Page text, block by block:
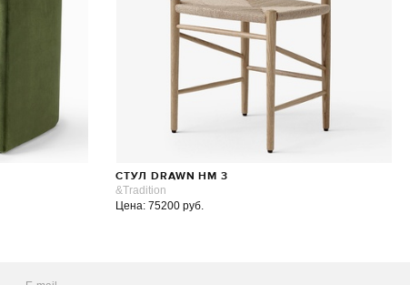
СТУЛ DRAWN HM 3
&Tradition
Цена: 75200 руб.